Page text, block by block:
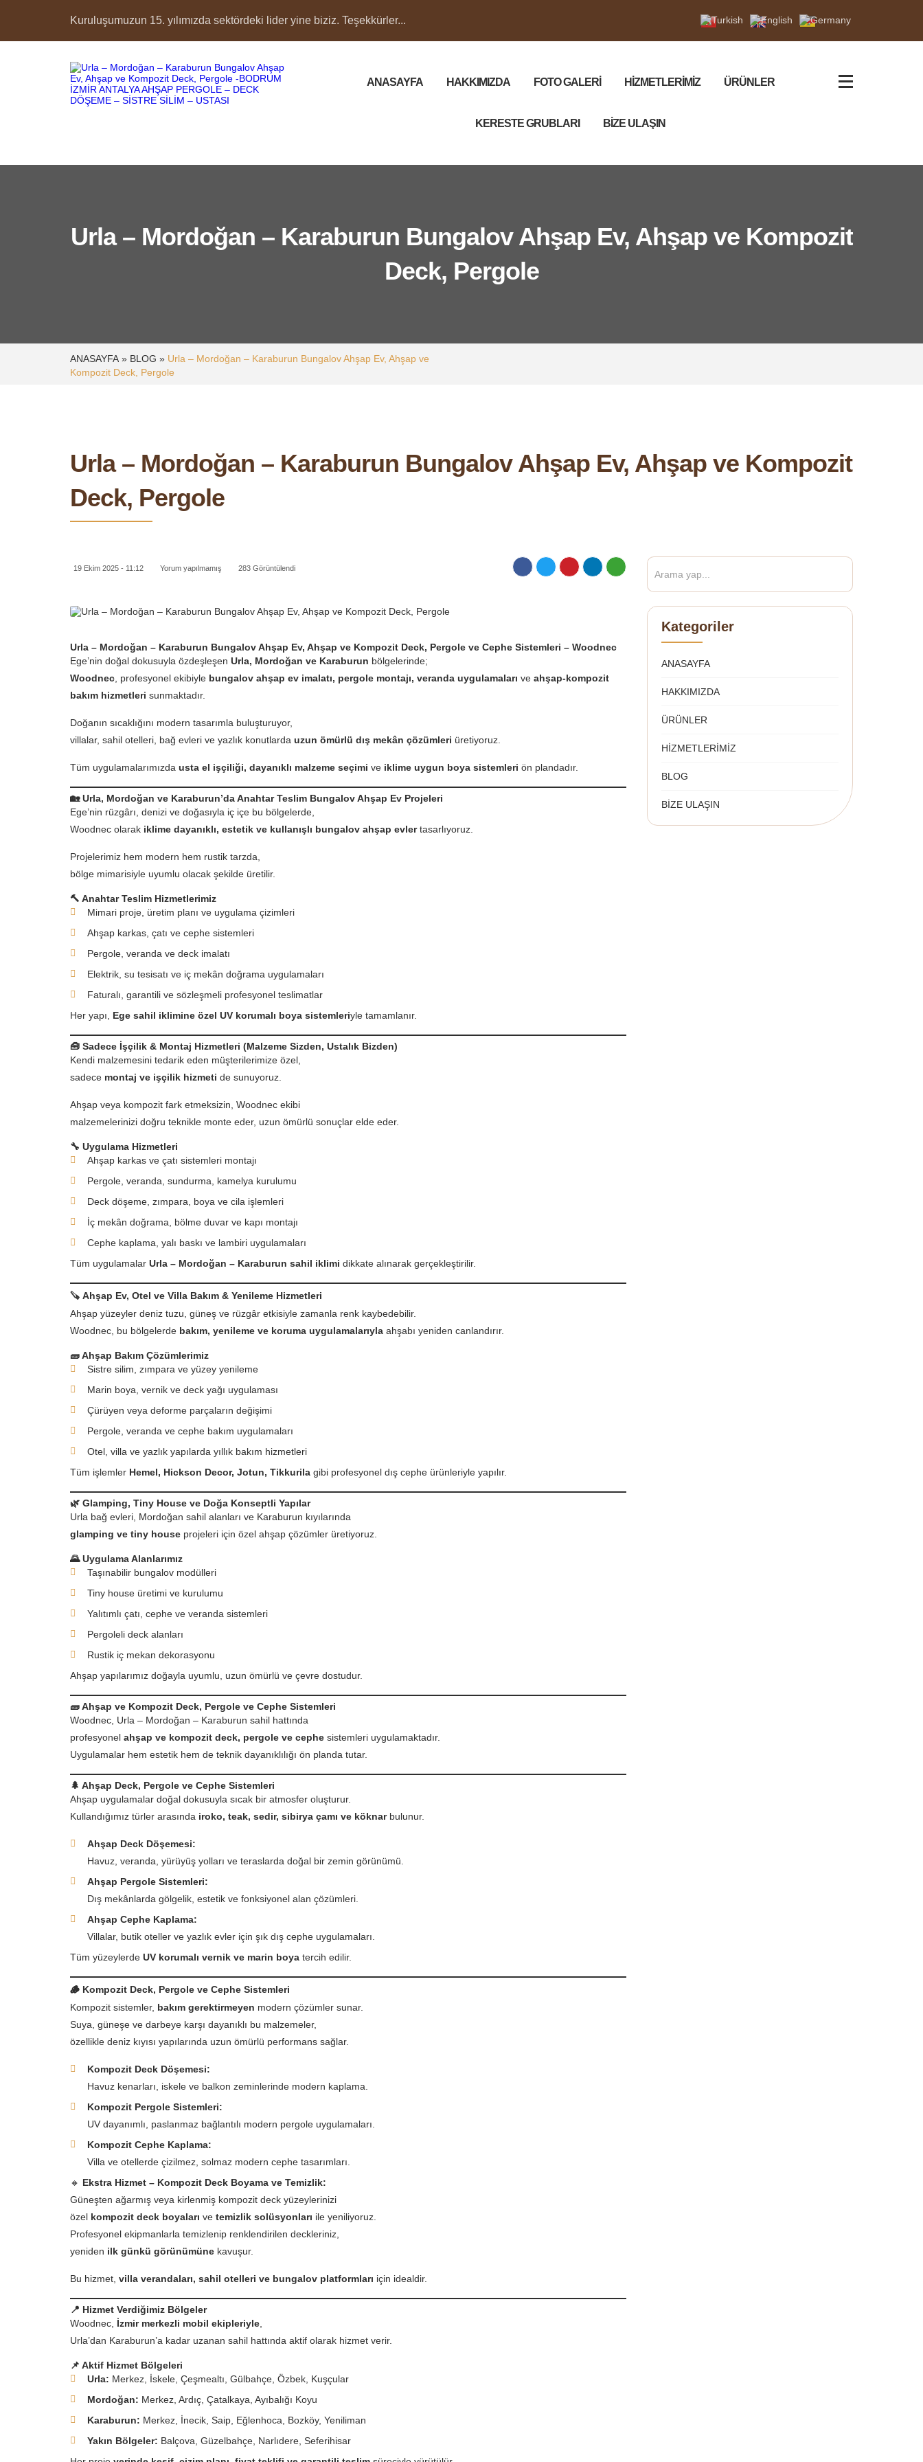
Kuruluşumuzun 15. yılımızda sektördeki lider yine biziz. Teşekkürler...
ANASAYFA HAKKIMIZDA FOTO GALERİ HİZMETLERİMİZ ÜRÜNLER
KERESTE GRUBLARI BİZE ULAŞIN
Urla – Mordoğan – Karaburun Bungalov Ahşap Ev, Ahşap ve Kompozit
Deck, Pergole
ANASAYFA » BLOG » Urla – Mordoğan – Karaburun Bungalov Ahşap Ev, Ahşap ve
Kompozit Deck, Pergole
Urla – Mordoğan – Karaburun Bungalov Ahşap Ev, Ahşap ve Kompozit
Deck, Pergole
Kategoriler
ANASAYFA
HAKKIMIZDA
ÜRÜNLER
HİZMETLERİMİZ
BLOG
BİZE ULAŞIN
19 Ekim 2025 - 11:12 Yorum yapılmamış 283 Görüntülendi
Urla – Mordoğan – Karaburun Bungalov Ahşap Ev, Ahşap ve Kompozit Deck, Pergole ve Cephe Sistemleri – Woodnec
Ege’nin doğal dokusuyla özdeşleşen Urla, Mordoğan ve Karaburun bölgelerinde;
Woodnec , profesyonel ekibiyle bungalov ahşap ev imalatı, pergole montajı, veranda uygulamaları ve ahşap-kompozit
bakım hizmetleri sunmaktadır.
Doğanın sıcaklığını modern tasarımla buluşturuyor,
villalar, sahil otelleri, bağ evleri ve yazlık konutlarda uzun ömürlü dış mekân çözümleri üretiyoruz.
Tüm uygulamalarımızda usta el işçiliği, dayanıklı malzeme seçimi ve iklime uygun boya sistemleri ön plandadır.
🏡Urla, Mordoğan ve Karaburun’da Anahtar Teslim Bungalov Ahşap Ev Projeleri
Ege’nin rüzgârı, denizi ve doğasıyla iç içe bu bölgelerde,
Woodnec olarak iklime dayanıklı, estetik ve kullanışlı bungalov ahşap evlertasarlıyoruz.
Projelerimiz hem modern hem rustik tarzda,
bölge mimarisiyle uyumlu olacak şekilde üretilir.
🔨 Anahtar Teslim Hizmetlerimiz
Mimari proje, üretim planı ve uygulama çizimleri
Ahşap karkas, çatı ve cephe sistemleri
Pergole, veranda ve deck imalatı
Elektrik, su tesisatı ve iç mekân doğrama uygulamaları
Faturalı, garantili ve sözleşmeli profesyonel teslimatlar
Her yapı, Ege sahil iklimine özel UV korumalı boya sistemleriyle tamamlanır.
🧰 Sadece İşçilik & Montaj Hizmetleri (Malzeme Sizden, Ustalık Bizden)
Kendi malzemesini tedarik eden müşterilerimize özel,
sadece montaj ve işçilik hizmeti de sunuyoruz.
Ahşap veya kompozit fark etmeksizin, Woodnec ekibi
malzemelerinizi doğru teknikle monte eder, uzun ömürlü sonuçlar elde eder.
🔧 Uygulama Hizmetleri
Ahşap karkas ve çatı sistemleri montajı
Pergole, veranda, sundurma, kamelya kurulumu
Deck döşeme, zımpara, boya ve cila işlemleri
İç mekân doğrama, bölme duvar ve kapı montajı
Cephe kaplama, yalı baskı ve lambiri uygulamaları
Tüm uygulamalar Urla – Mordoğan – Karaburun sahil iklimi dikkate alınarak gerçekleştirilir.
🪚 Ahşap Ev, Otel ve Villa Bakım & Yenileme Hizmetleri
Ahşap yüzeyler deniz tuzu, güneş ve rüzgâr etkisiyle zamanla renk kaybedebilir.
Woodnec, bu bölgelerde bakım, yenileme ve koruma uygulamalarıyla ahşabı yeniden canlandırır.
🧱Ahşap Bakım Çözümlerimiz
Sistre silim, zımpara ve yüzey yenileme
Marin boya, vernik ve deck yağı uygulaması
Çürüyen veya deforme parçaların değişimi
Pergole, veranda ve cephe bakım uygulamaları
Otel, villa ve yazlık yapılarda yıllık bakım hizmetleri
Tüm işlemler Hemel, Hickson Decor, Jotun, Tikkurila gibi profesyonel dış cephe ürünleriyle yapılır.
🌿 Glamping, Tiny House ve Doğa Konseptli Yapılar
Urla bağ evleri, Mordoğan sahil alanları ve Karaburun kıyılarında
glamping ve tiny house projeleri için özel ahşap çözümler üretiyoruz.
🌄Uygulama Alanlarımız
Taşınabilir bungalov modülleri
Tiny house üretimi ve kurulumu
Yalıtımlı çatı, cephe ve veranda sistemleri
Pergoleli deck alanları
Rustik iç mekan dekorasyonu
Ahşap yapılarımız doğayla uyumlu, uzun ömürlü ve çevre dostudur.
🧱Ahşap ve Kompozit Deck, Pergole ve Cephe Sistemleri
Woodnec, Urla – Mordoğan – Karaburun sahil hattında
profesyonel ahşap ve kompozit deck, pergole ve cephe sistemleri uygulamaktadır.
Uygulamalar hem estetik hem de teknik dayanıklılığı ön planda tutar.
🌲 Ahşap Deck, Pergole ve Cephe Sistemleri
Ahşap uygulamalar doğal dokusuyla sıcak bir atmosfer oluşturur.
Kullandığımız türler arasında iroko, teak, sedir, sibirya çamı ve köknarbulunur.
Ahşap Deck Döşemesi:
Havuz, veranda, yürüyüş yolları ve teraslarda doğal bir zemin görünümü.
Ahşap Pergole Sistemleri:
Dış mekânlarda gölgelik, estetik ve fonksiyonel alan çözümleri.
Ahşap Cephe Kaplama:
Villalar, butik oteller ve yazlık evler için şık dış cephe uygulamaları.
Tüm yüzeylerde UV korumalı vernik ve marin boya tercih edilir.
🪵 Kompozit Deck, Pergole ve Cephe Sistemleri
Kompozit sistemler, bakım gerektirmeyen modern çözümler sunar.
Suya, güneşe ve darbeye karşı dayanıklı bu malzemeler,
özellikle deniz kıyısı yapılarında uzun ömürlü performans sağlar.
Kompozit Deck Döşemesi:
Havuz kenarları, iskele ve balkon zeminlerinde modern kaplama.
Kompozit Pergole Sistemleri:
UV dayanımlı, paslanmaz bağlantılı modern pergole uygulamaları.
Kompozit Cephe Kaplama:
Villa ve otellerde çizilmez, solmaz modern cephe tasarımları.
🔸 Ekstra Hizmet – Kompozit Deck Boyama ve Temizlik:
Güneşten ağarmış veya kirlenmiş kompozit deck yüzeylerinizi
özel kompozit deck boyaları ve temizlik solüsyonları ile yeniliyoruz.
Profesyonel ekipmanlarla temizlenip renklendirilen deckleriniz,
yeniden ilk günkü görünümüne kavuşur.
Bu hizmet, villa verandaları, sahil otelleri ve bungalov platformları için idealdir.
📍 Hizmet Verdiğimiz Bölgeler
Woodnec, İzmir merkezli mobil ekipleriyle
Urla’dan Karaburun’a kadar uzanan sahil hattında aktif olarak hizmet verir.
📌 Aktif Hizmet Bölgeleri
Urla: Merkez, İskele, Çeşmealtı, Gülbahçe, Özbek, Kuşçular
Mordoğan: Merkez, Ardıç, Çatalkaya, Ayıbalığı Koyu
Karaburun: Merkez, İnecik, Saip, Eğlenhoca, Bozköy, Yeniliman
Yakın Bölgeler: Balçova, Güzelbahçe, Narlıdere, Seferihisar